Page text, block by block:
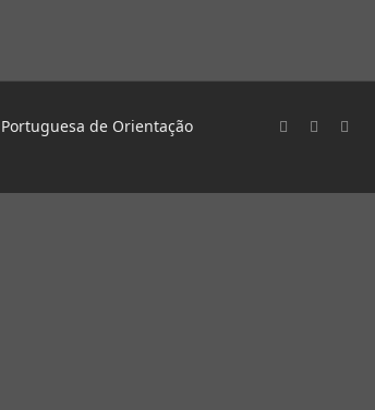
de Orientação